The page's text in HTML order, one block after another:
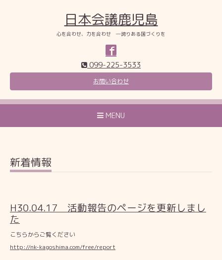
日本会議鹿児島
心を合わせ、力を合わせ ―誇りある国づくりを
099-225-3533
お問い合わせ
MENU
新着情報
H30.04.17 活動報告のページを更新しまし
た
こちらからご覧ください
http://nk-kagoshima.com/free/report